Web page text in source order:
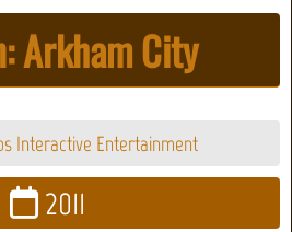
Arkham City
Interactive Entertainment
2011